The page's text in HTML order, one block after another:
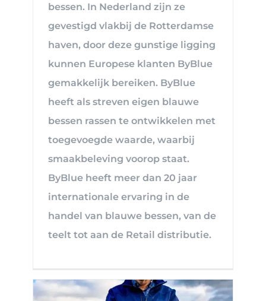
bessen. In Nederland zijn ze
gevestigd vlakbij de Rotterdamse
haven, door deze gunstige ligging
kunnen Europese klanten ByBlue
gemakkelijk bereiken. ByBlue
heeft als streven eigen blauwe
bessen rassen te ontwikkelen met
toegevoegde waarde, waarbij
smaakbeleving voorop staat.
ByBlue heeft meer dan 20 jaar
internationale ervaring in de
handel van blauwe bessen, van de
teelt tot aan de Retail distributie.